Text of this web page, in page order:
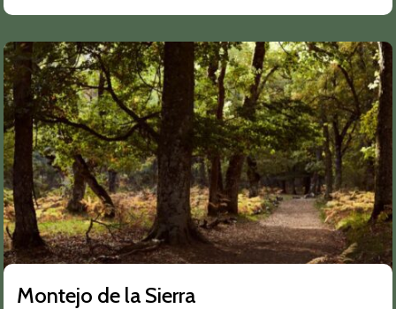
Montejo de la Sierra